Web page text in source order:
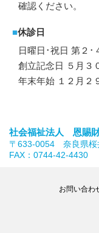
確認ください。
■休診日
日曜日･祝日 第２･
創立記念日 ５月３
年末年始 １２月２
社会福祉法人 恩賜
〒633-0054 奈良県
FAX：0744-42-4430
お問い合わ